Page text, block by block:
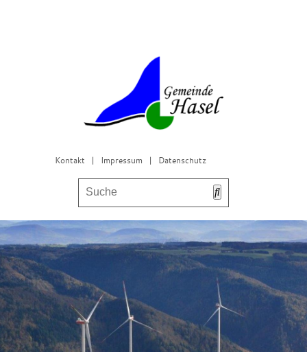
Kontakt | Impressum | Datenschutz
Bürgerservice & Gemeinderat
Leben in Hasel
Freizeit & Tourismus